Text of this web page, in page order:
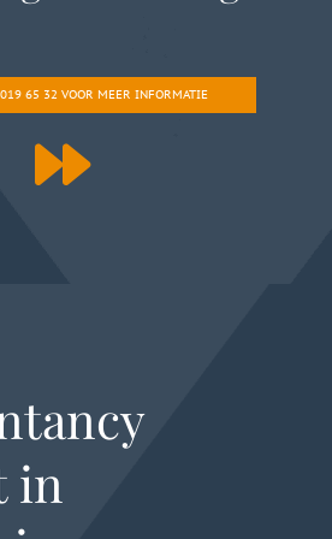
65 32 VOOR MEER INFORMATIE
in